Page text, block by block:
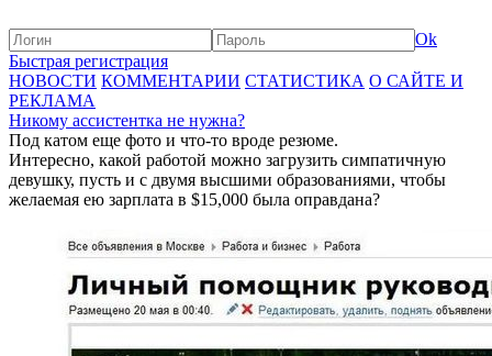
Ok
Быстрая регистрация
НОВОСТИ КОММЕНТАРИИ СТАТИСТИКА О САЙТЕ И
РЕКЛАМА
Никому ассистентка не нужна?
Под катом еще фото и что-то вроде резюме.
Интересно, какой работой можно загрузить симпатичную
девушку, пусть и с двумя высшими образованиями, чтобы
желаемая ею зарплата в $15,000 была оправдана?